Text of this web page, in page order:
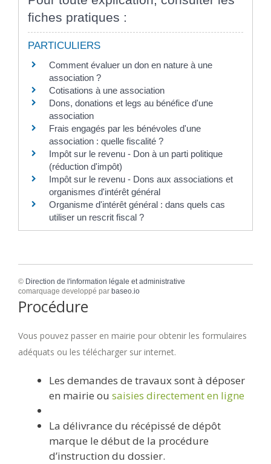
fiches pratiques :
PARTICULIERS
Comment évaluer un don en nature à une
association ?
Cotisations à une association
Dons, donations et legs au bénéfice d'une
association
Frais engagés par les bénévoles d'une
association : quelle fiscalité ?
Impôt sur le revenu - Don à un parti politique
(réduction d'impôt)
Impôt sur le revenu - Dons aux associations et
organismes d'intérêt général
Organisme d'intérêt général : dans quels cas
utiliser un rescrit fiscal ?
© Direction de l'information légale et administrative
comarquage developpé par baseo.io
Procédure
Vous pouvez passer en mairie pour obtenir les formulaires
adéquats ou les télécharger sur internet.
Les demandes de travaux sont à déposer
en mairie ou saisies directement en ligne
La délivrance du récépissé de dépôt
marque le début de la procédure
d’instruction du dossier.